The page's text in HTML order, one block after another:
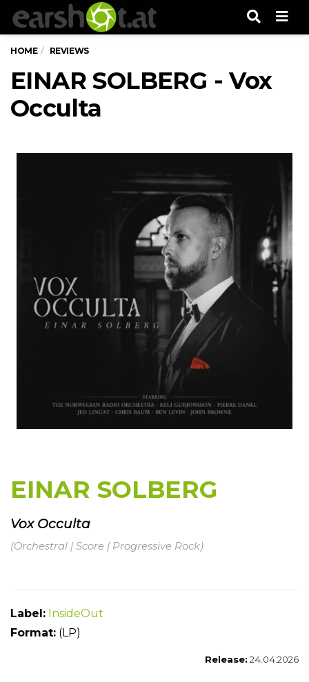
HOME REVIEWS
EINAR SOLBERG - Vox
Occulta
EINAR SOLBERG
Vox Occulta
(Orchestral | Score | Progressive Rock)
Label: InsideOut
Format: (LP)
Release: 24.04.2026